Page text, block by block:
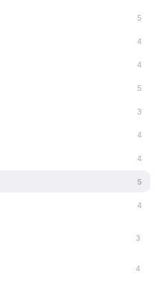
5
4
4
5
3
4
4
5
4
3
4